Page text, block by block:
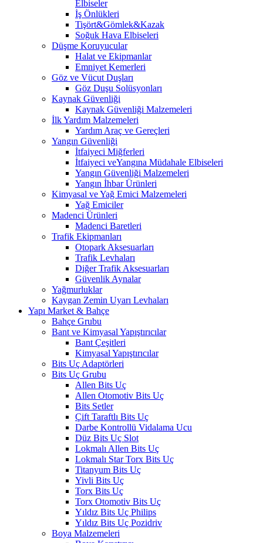
Elbiseler
İş Önlükleri
Tişört&Gömlek&Kazak
Soğuk Hava Elbiseleri
Düşme Koruyucular
Halat ve Ekipmanlar
Emniyet Kemerleri
Göz ve Vücut Duşları
Göz Duşu Solüsyonları
Kaynak Güvenliği
Kaynak Güvenliği Malzemeleri
İlk Yardım Malzemeleri
Yardım Araç ve Gereçleri
Yangın Güvenliği
İtfaiyeci Miğferleri
İtfaiyeci veYangına Müdahale Elbiseleri
Yangın Güvenliği Malzemeleri
Yangın İhbar Ürünleri
Kimyasal ve Yağ Emici Malzemeleri
Yağ Emiciler
Madenci Ürünleri
Madenci Baretleri
Trafik Ekipmanları
Otopark Aksesuarları
Trafik Levhaları
Diğer Trafik Aksesuarları
Güvenlik Aynalar
Yağmurluklar
Kaygan Zemin Uyarı Levhaları
Yapı Market & Bahçe
Bahçe Grubu
Bant ve Kimyasal Yapıştırıcılar
Bant Çeşitleri
Kimyasal Yapıştırıcılar
Bits Uç Adaptörleri
Bits Uç Grubu
Allen Bits Uç
Allen Otomotiv Bits Uç
Bits Setler
Çift Taraftlı Bits Uç
Darbe Kontrollü Vidalama Ucu
Düz Bits Uç Slot
Lokmalı Allen Bits Uç
Lokmalı Star Torx Bits Uç
Titanyum Bits Uç
Yivli Bits Uç
Torx Bits Uç
Torx Otomotiv Bits Uç
Yıldız Bits Uç Philips
Yıldız Bits Uç Pozidriv
Boya Malzemeleri